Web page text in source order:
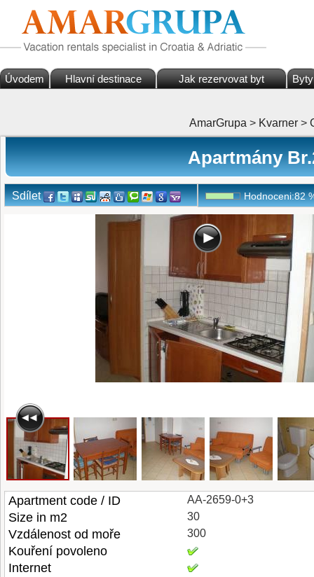
Úvodem Hlavní destinace Jak rezervovat byt Byty
AmarGrupa > Kvarner >
Apartmány
Sdílet Hodnoceni:82
Apartment code / ID AA-2659-0+3
Size in m2 30
Vzdálenost od moře 300
Kouření povoleno
Internet